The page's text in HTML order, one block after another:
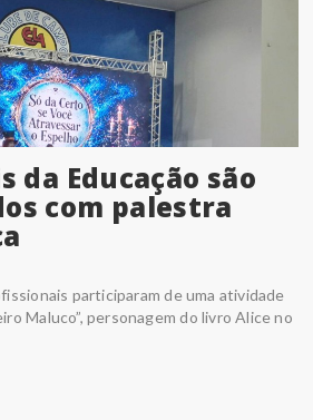
da Educação são
com palestra
participaram de uma atividade
Maluco”, personagem do livro Alice no